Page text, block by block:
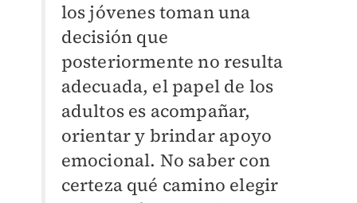
los jóvenes toman una
decisión que
posteriormente no resulta
adecuada, el papel de los
adultos es acompañar,
orientar y brindar apoyo
emocional. No saber con
certeza qué camino elegir